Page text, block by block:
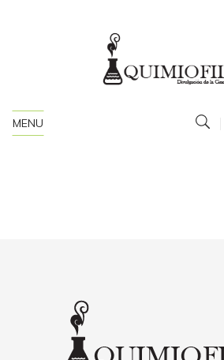
MENU